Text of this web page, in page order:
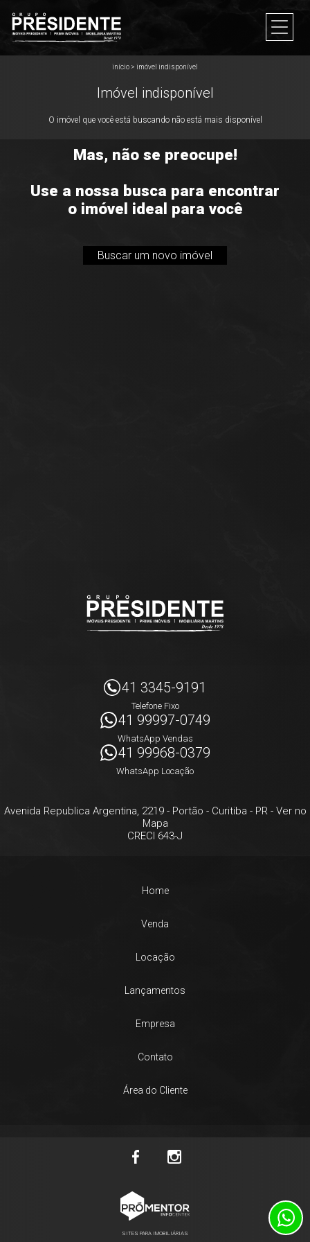
início > imóvel indisponível
Imóvel indisponível
O imóvel que você está buscando não está mais disponível
Mas, não se preocupe!
Use a nossa busca para encontrar
o imóvel ideal para você
Buscar um novo imóvel
41 3345-9191
Telefone Fixo
41 99997-0749
WhatsApp Vendas
41 99968-0379
WhatsApp Locação
Avenida Republica Argentina, 2219- Portão - Curitiba - PR- Ver no
Mapa
CRECI 643-J
Home
Venda
Locação
Lançamentos
Empresa
Contato
Área do Cliente
SITES PARA IMOBILIÁRIAS